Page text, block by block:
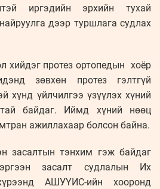
иргэдийн эрхийн тухай
дээр туршлага судлах
хийдэг протез ортопедын хоёр
зөвхөн протез гэлтгүй
хүнд үйлчилгээ үзүүлэх хүний
байдаг. Иймд хүний нөөц
ажиллахаар болсон байна.
засалтын тэнхим гэж байдаг
засалт судлалын Их
АШУҮИС-ийн хооронд